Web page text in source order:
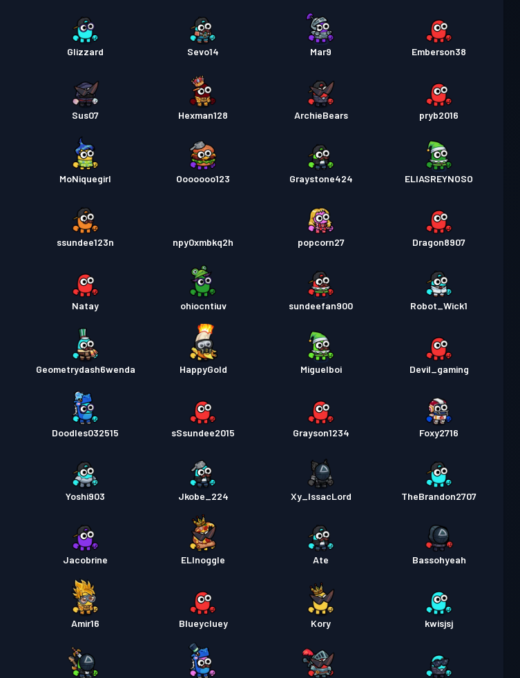
Przepustka bojowa Season 2
Poziom
8
Przepustka bojowa Season 1
Glizzard Sevo14 Mar9 Emberson38
Sus07 Hexman128 ArchieBears pryb2016
MoNiquegirl Ooooooo123 Graystone424 ELIASREYNOSO
ssundee123n npy0xmbkq2h popcorn27 Dragon8907
Natay ohiocntiuv sundeefan900 Robot_Wick1
Geometrydash6wenda HappyGold Miguelboi Devil_gaming
Doodles032515 sSsundee2015 Grayson1234 Foxy2716
Yoshi903 Jkobe_224 Xy_IssacLord TheBrandon2707
Jacobrine ELInoggle Ate Bassohyeah
Amir16 Blueycluey Kory kwisjsj